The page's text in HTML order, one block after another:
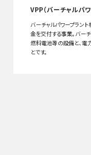
VPP（バーチャルパ
バーチャルパワープラン
金を交付する事業。バー
燃料電池等の設備と、電
とです。